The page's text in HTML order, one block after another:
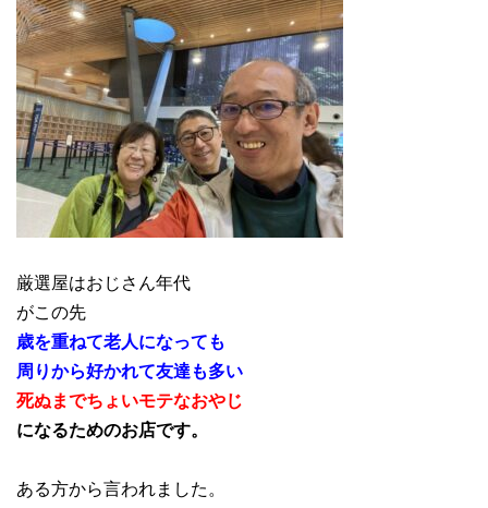
厳選屋はおじさん年代
がこの先
歳を重ねて老人になっても
周りから好かれて友達も多い
死ぬまでちょいモテなおやじ
になるためのお店です。
ある方から言われました。